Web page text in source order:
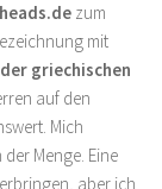
zum
mit
der griechischen
auf den
Mich
Menge. Eine
aber ich